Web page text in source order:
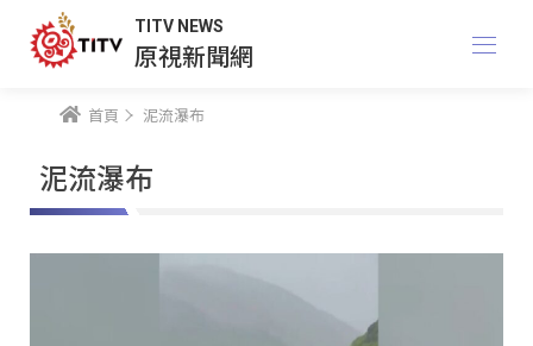
TITV NEWS
原視新聞網
首頁 泥流瀑布
泥流瀑布